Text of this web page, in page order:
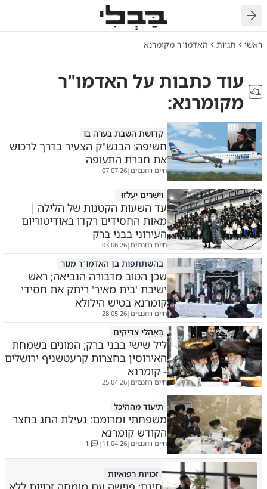
חזרה
ראשי תגיות האדמו"ר מקומרנא
עוד כתבות על האדמו"ר
מקומרנא:
קדושת השבת בערה בו
חשיפה: הבנש"ק הצעיר בדרך לרכוש
את חברת התעופה
חיים רוזנבוים|
07.07.26
וִישָׁרִים יַעֲלזוּ
עד השעות הקטנות של הלילה |
מאות החסידים רקדו באודיטוריום
העירוני בבני ברק
חיים רוזנבוים|
03.06.26
בהשתתפות בן האדמו"ר מגור
שכן הטוב מדבורה הנביאה; ראש
ישיבת 'בית מאיר' ריתק את חסידי
קומרנא בטיש הילולא
חיים רוזנבוים|
28.05.26
בְּאָהֳלֵי צַדִּיקִים
ליל שישי בבני ברק; המונים בשמחת
האירוסין בחצרות קרעטשניף ירושלים
- קומרנא
חיים רוזנבוים|
25.04.26
תיעוד מההיכל
משפחתי ומרומם: נעילת החג בחצר
הקודש קומרנא
חיים רוזנבוים|
11.04.26
|
1
זכויות רפואיות